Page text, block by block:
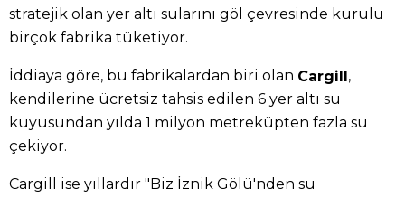
stratejik olan yer altı sularını göl çevresinde kurulu
birçok fabrika tüketiyor.
İddiaya göre, bu fabrikalardan biri olan Cargill,
kendilerine ücretsiz tahsis edilen 6 yer altı su
kuyusundan yılda 1 milyon metreküpten fazla su
çekiyor.
Cargill ise yıllardır "Biz İznik Gölü'nden su